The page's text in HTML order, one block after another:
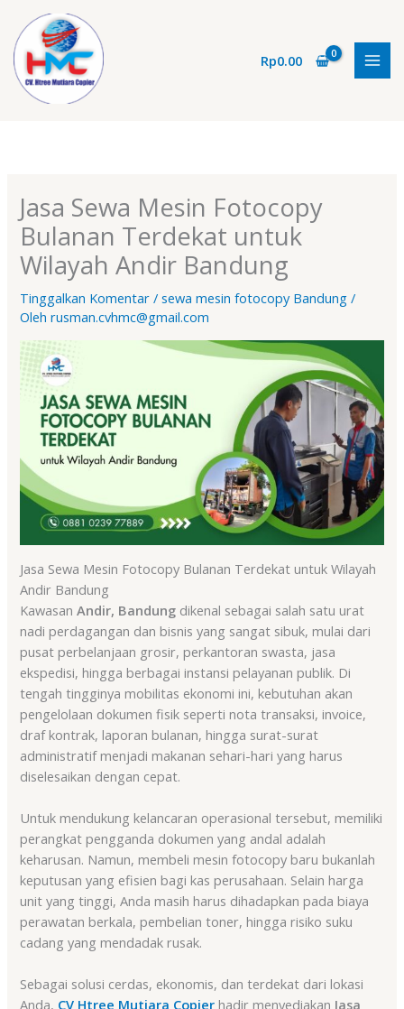
konten
Rp0.00
Jasa Sewa Mesin Fotocopy
Bulanan Terdekat untuk
Wilayah Andir Bandung
Tinggalkan Komentar /sewa mesin fotocopy Bandung /
Olehrusman.cvhmc@gmail.com
Jasa Sewa Mesin Fotocopy Bulanan Terdekat untuk Wilayah
Andir Bandung
KawasanAndir, Bandung dikenal sebagai salah satu urat
nadi perdagangan dan bisnis yang sangat sibuk, mulai dari
pusat perbelanjaan grosir, perkantoran swasta, jasa
ekspedisi, hingga berbagai instansi pelayanan publik. Di
tengah tingginya mobilitas ekonomi ini, kebutuhan akan
pengelolaan dokumen fisik seperti nota transaksi, invoice,
draf kontrak, laporan bulanan, hingga surat-surat
administratif menjadi makanan sehari-hari yang harus
diselesaikan dengan cepat.
Untuk mendukung kelancaran operasional tersebut, memiliki
perangkat pengganda dokumen yang andal adalah
keharusan. Namun, membeli mesin fotocopy baru bukanlah
keputusan yang efisien bagi kas perusahaan. Selain harga
unit yang tinggi, Anda masih harus dihadapkan pada biaya
perawatan berkala, pembelian toner, hingga risiko suku
cadang yang mendadak rusak.
Sebagai solusi cerdas, ekonomis, dan terdekat dari lokasi
Anda, CV Htree Mutiara Copier hadir menyediakan Jasa